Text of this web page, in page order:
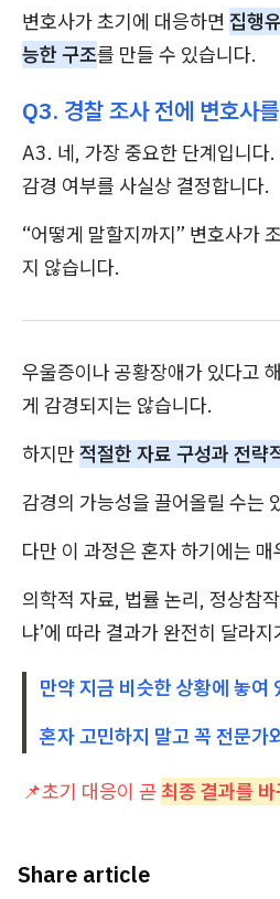
변호사가 초기에 대응하면 집행
능한 구조를 만들 수 있습니다.
Q3. 경찰 조사 전에 변호사
A3. 네, 가장 중요한 단계입니다
감경 여부를 사실상 결정합니다.
“어떻게 말할지까지” 변호사가
지 않습니다.
우울증이나 공황장애가 있다고
게 감경되지는 않습니다.
하지만 적절한 자료 구성과 전략
감경의 가능성을 끌어올릴 수는
다만 이 과정은 혼자 하기에는 매
의학적 자료, 법률 논리, 정상참
냐’에 따라 결과가 완전히 달라
만약 지금 비슷한 상황에 놓여
혼자 고민하지 말고 꼭 전문가
📌초기 대응이 곧 최종 결과를
Share article